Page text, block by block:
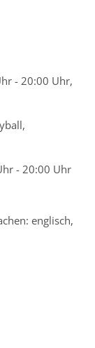
- 20:00 Uhr,
- 20:00 Uhr
englisch,